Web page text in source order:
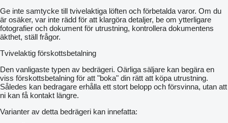
Ge inte samtycke till tvivelaktiga löften och förbetalda varor. Om du
är osäker, var inte rädd för att klargöra detaljer, be om ytterligare
fotografier och dokument för utrustning, kontrollera dokumentens
äkthet, ställ frågor.
Tvivelaktig förskottsbetalning
Den vanligaste typen av bedrägeri. Oärliga säljare kan begära en
viss förskottsbetalning för att "boka" din rätt att köpa utrustning.
Således kan bedragare erhålla ett stort belopp och försvinna, utan att
ni kan få kontakt längre.
Varianter av detta bedrägeri kan innefatta: